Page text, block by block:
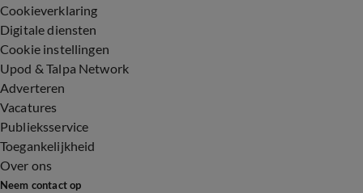
Cookieverklaring
Digitale diensten
Cookie instellingen
Upod & Talpa Network
Adverteren
Vacatures
Publieksservice
Toegankelijkheid
Over ons
Neem contact op